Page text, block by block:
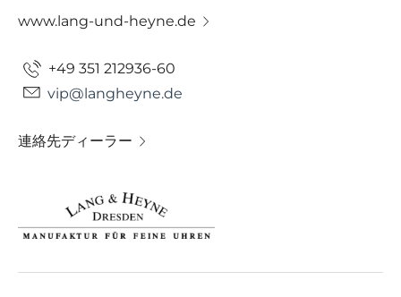
www.lang-und-heyne.de
+49 351 212936-60
vip@langheyne.de
連絡先ディーラー